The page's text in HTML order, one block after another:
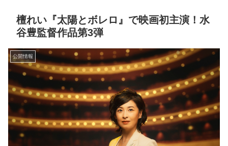
檀れい『太陽とボレロ』で映画初主演！水
谷豊監督作品第3弾
公開情報